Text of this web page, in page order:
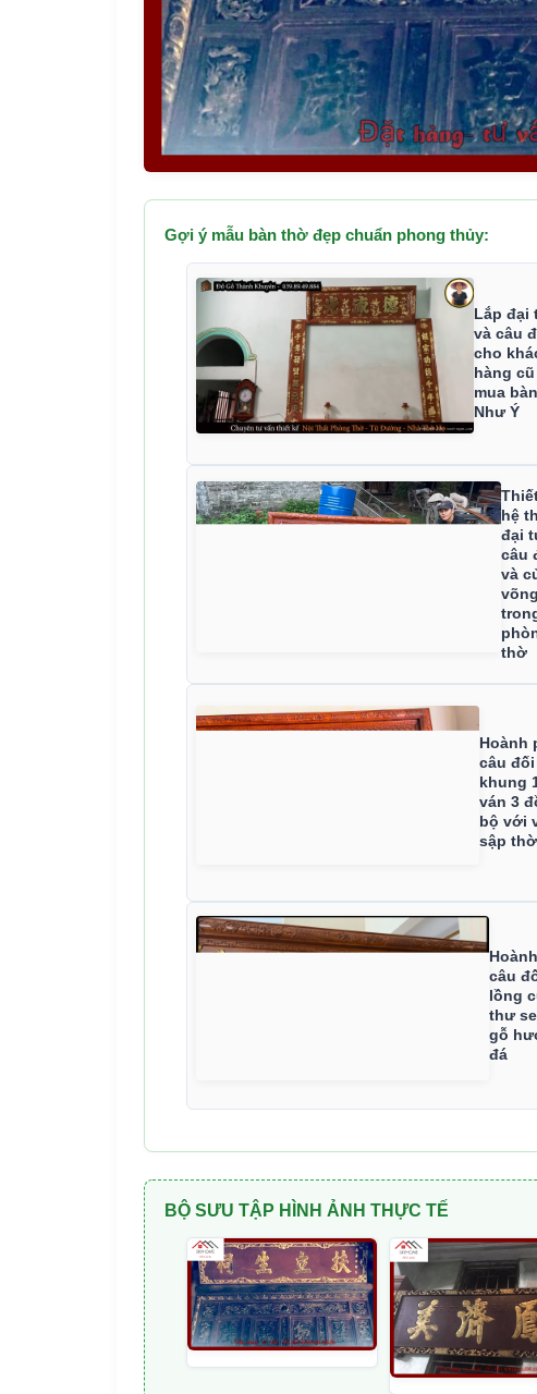
Gợi ý mẫu bàn thờ đẹp chuẩn phong thủy:
Lắp đại
và câu
cho
hàng
mua
Như Ý
hệ
đại
câu
và
võng
thờ
Hoành
câu đối
khung
ván 3
bộ với
sập thờ
câu
lồng
thư
gỗ
đá
BỘ SƯU TẬP HÌNH ẢNH THỰC TẾ